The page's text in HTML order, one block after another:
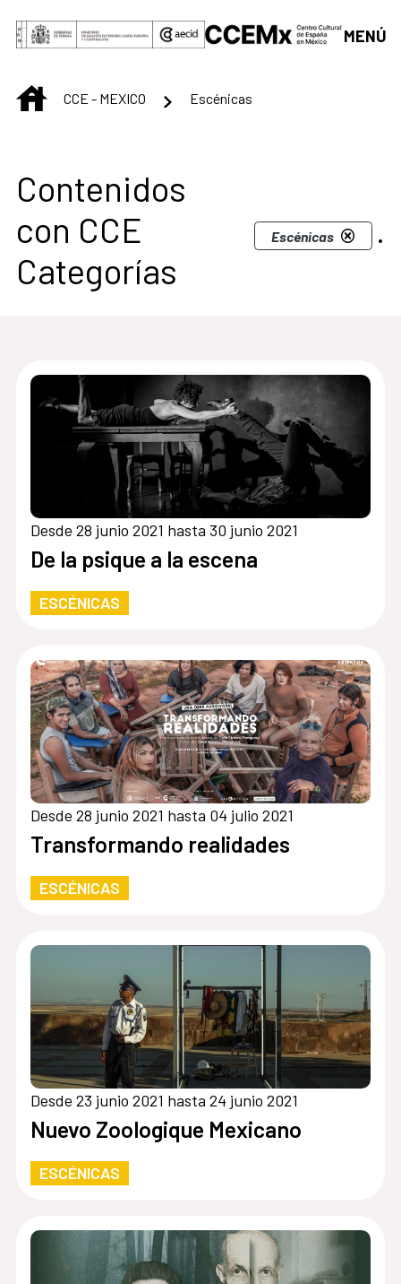
Saltar al contenido principal
MENÚ
INICIOCCE - MEXICO Escénicas
Centro Cultural de
Contenidos
con CCE
Categorías
Escénicas .
Desde 28 junio 2021 hasta 30 junio 2021
De la psique a la escena
ESCÉNICAS
Desde 28 junio 2021 hasta 04 julio 2021
Transformando realidades
ESCÉNICAS
Desde 23 junio 2021 hasta 24 junio 2021
Nuevo Zoologique Mexicano
ESCÉNICAS